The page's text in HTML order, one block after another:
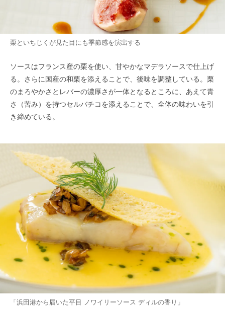
栗といちじくが見た目にも季節感を演出する
ソースはフランス産の栗を使い、甘やかなマデラソースで仕上げ
る。さらに国産の和栗を添えることで、後味を調整している。栗
のまろやかさとレバーの濃厚さが一体となるところに、あえて青
さ（苦み）を持つセルバチコを添えることで、全体の味わいを引
き締めている。
「浜田港から届いた平目 ノワイリーソース ディルの香り」